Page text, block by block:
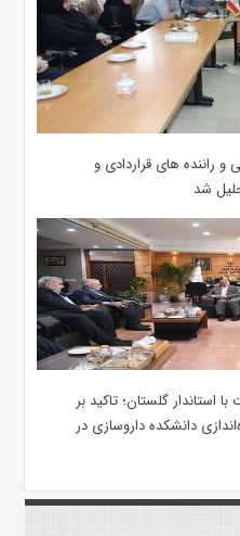
راننده های قراردادی و
شد
استاندار گلستان؛ تاکید بر
دانشکده داروسازی در